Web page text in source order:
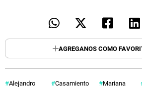
AGREGANOS COMO
Alejandro
Casamiento
Mariana